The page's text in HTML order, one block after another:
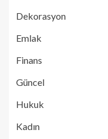
Dekorasyon
Emlak
Finans
Güncel
Hukuk
Kadın